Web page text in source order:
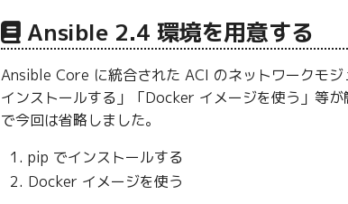
Ansible 2.4 環境を用意する
Ansible Core に統合された ACI のネットワークモ
インストールする」「Docker イメージを使う」等
で今回は省略しました。
pip でインストールする
Docker イメージを使う